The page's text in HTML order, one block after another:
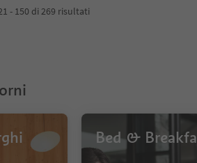
- 150 di 269 risultati
Bed &